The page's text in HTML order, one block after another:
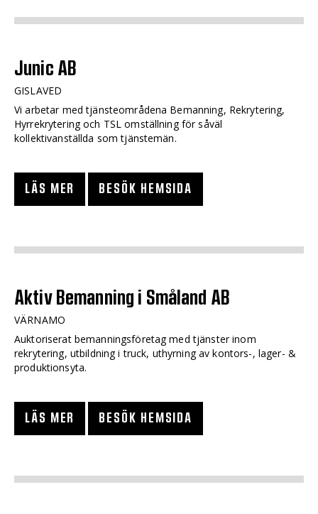
Junic AB
GISLAVED
Vi arbetar med tjänsteområdena Bemanning, Rekrytering,
Hyrrekrytering och TSL omställning för såväl
kollektivanställda som tjänstemän.
LÄS MER BESÖK HEMSIDA
Aktiv Bemanning i Småland AB
VÄRNAMO
Auktoriserat bemanningsföretag med tjänster inom
rekrytering, utbildning i truck, uthyrning av kontors-, lager- &
produktionsyta.
LÄS MER BESÖK HEMSIDA